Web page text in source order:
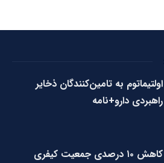
اولتیماتوم به تامین‌کنندگان ذخایر
راهبردی دارو+نامه
کاهش ۱۰ درصدی جمعیت کیفری